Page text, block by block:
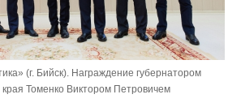
(г. Бийск). Награждение губернатором
края Томенко Виктором Петровичем